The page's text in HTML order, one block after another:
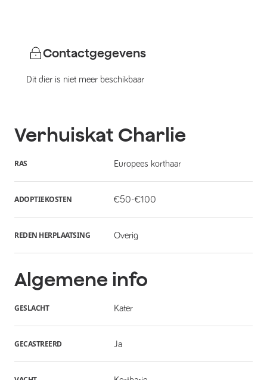
Contactgegevens
Dit dier is niet meer beschikbaar
Verhuiskat Charlie
RAS Europees korthaar
ADOPTIEKOSTEN €50-€100
REDEN HERPLAATSING Overig
Algemene info
GESLACHT Kater
GECASTREERD Ja